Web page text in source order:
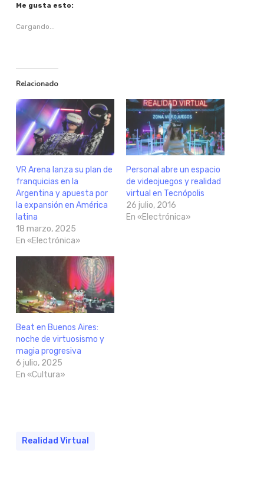
Me gusta esto:
Cargando...
Relacionado
VR Arena lanza su plan de
franquicias en la
Argentina y apuesta por
la expansión en América
latina
18 marzo, 2025
En «Electrónica»
Personal abre un espacio
de videojuegos y realidad
virtual en Tecnópolis
26 julio, 2016
En «Electrónica»
Beat en Buenos Aires:
noche de virtuosismo y
magia progresiva
6 julio, 2025
En «Cultura»
Realidad Virtual